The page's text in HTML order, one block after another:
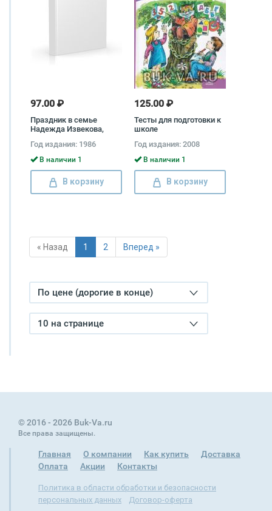
97.00 ₽
Праздник в семье
Надежда Извекова,
Год издания: 1986
В наличии 1
В корзину
125.00 ₽
Тесты для подготовки к
школе
Год издания: 2008
В наличии 1
В корзину
« Назад 1 2 Вперед »
По цене (дорогие в конце)
10 на странице
© 2016 - 2026 Buk-Va.ru
Все права защищены.
Главная О компании Как купить
Доставка
Оплата
Акции Контакты
Политика в области обработки и безопасности
персональных данных
Договор-оферта